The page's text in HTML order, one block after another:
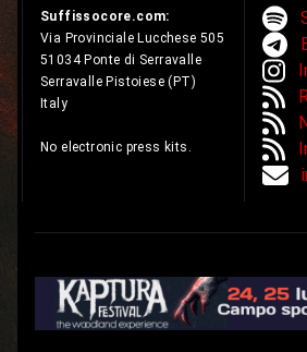
Suffissocore.com:
Via Provinciale Lucchese 505
51034 Ponte di Serravalle
Serravalle Pistoiese (PT)
Italy
No electronic press kits.